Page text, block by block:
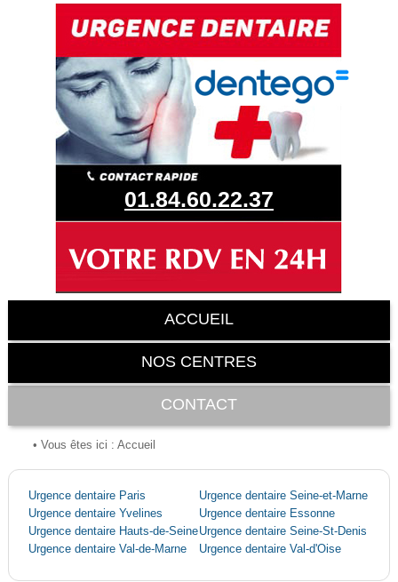
01.84.60.22.37
ACCUEIL
NOS CENTRES
CONTACT
• Vous êtes ici : Accueil
Urgence dentaire Paris
Urgence dentaire Seine-et-Marne
Urgence dentaire Yvelines
Urgence dentaire Essonne
Urgence dentaire Hauts-de-SeineUrgence dentaire Seine-St-Denis
Urgence dentaire Val-de-Marne
Urgence dentaire Val-d'Oise